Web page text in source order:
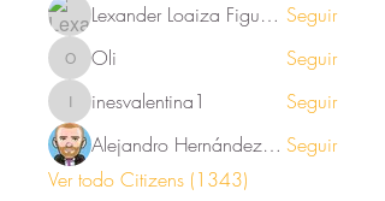
Lexander Loaiza Figueroa Seguir
Oli Oli Seguir
inesvalentina1
inesvalentina1
Seguir
Alejandro Hernández Renner Seguir
Ver todo Citizens (1343)